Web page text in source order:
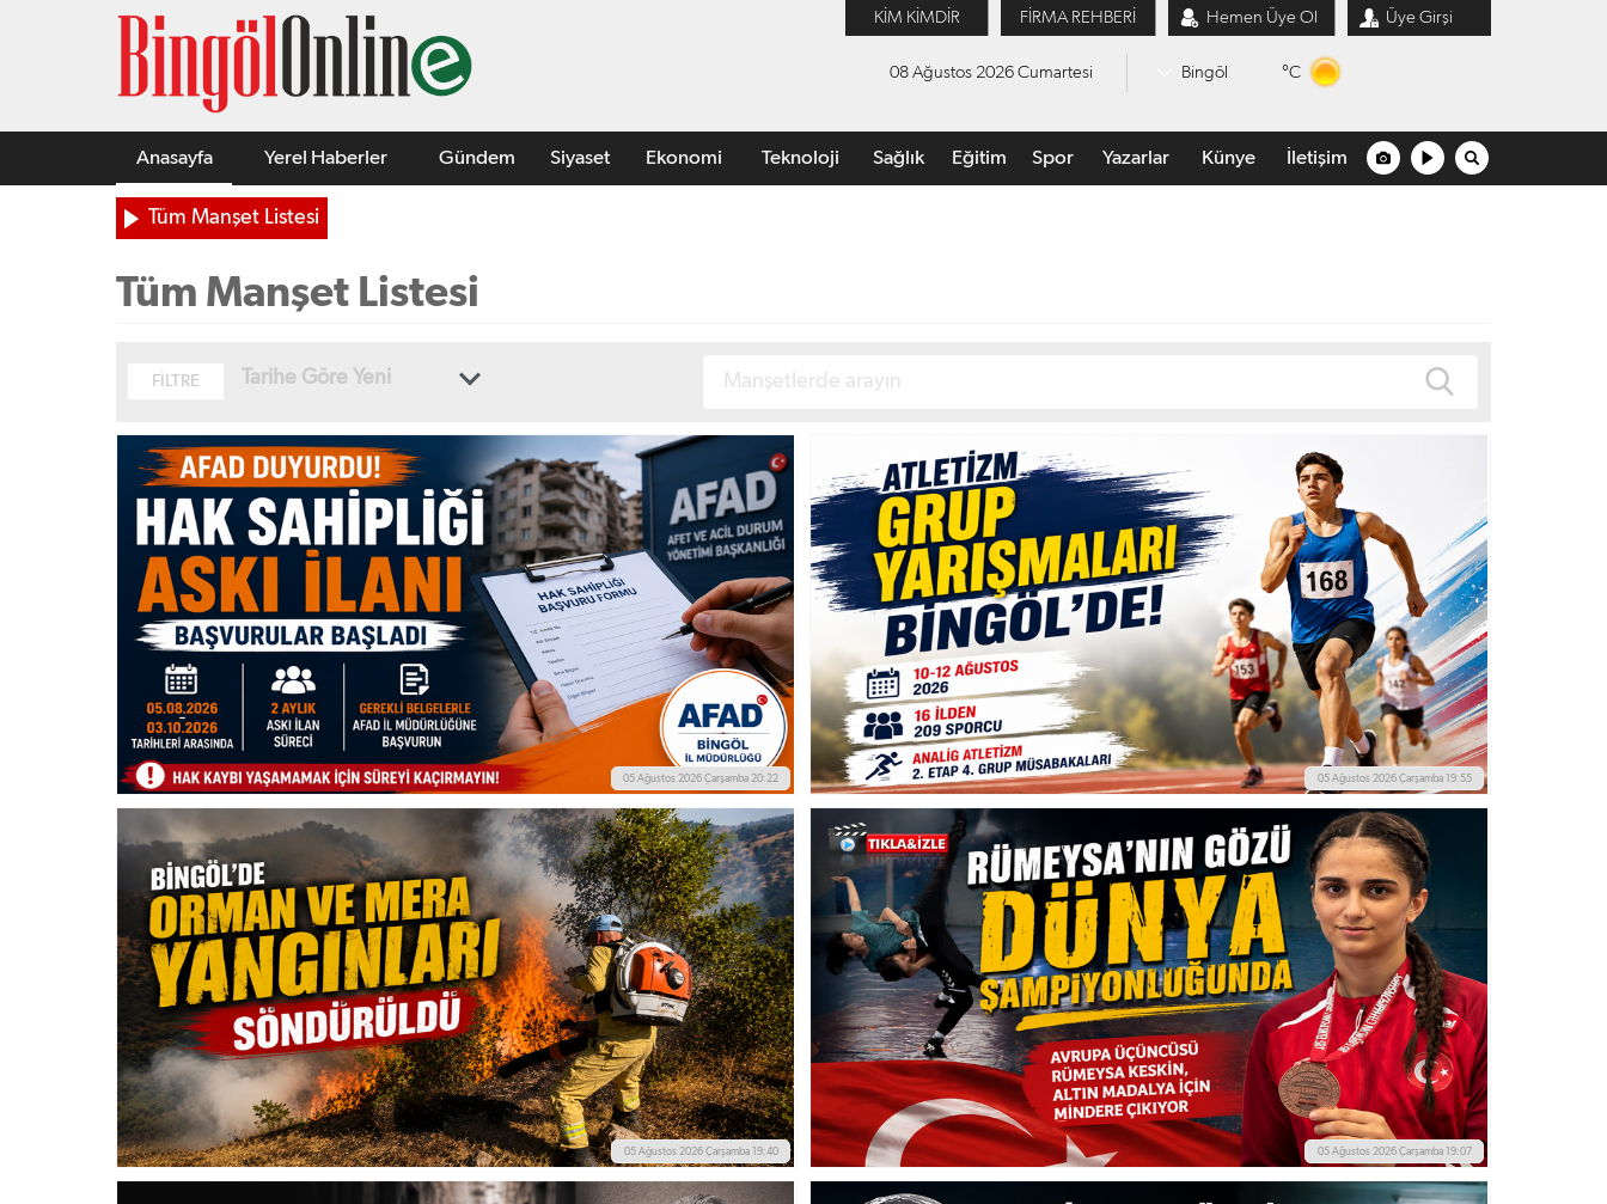
KİM KİMDİR FİRMA REHBERİ Hemen Üye Ol Üye Girşi
08 Ağustos 2026 Cumartesi Bingöl °C
Anasayfa Yerel Haberler Gündem Siyaset Ekonomi Teknoloji Sağlık Eğitim Spor Yazarlar Künye İletişim
Tüm Manşet Listesi
Tüm Manşet Listesi
FİLTRE Tarihe Göre Yeni
05 Ağustos 2026 Çarşamba 20:22 05 Ağustos 2026 Çarşamba 19:55
05 Ağustos 2026 Çarşamba 19:40 05 Ağustos 2026 Çarşamba 19:07